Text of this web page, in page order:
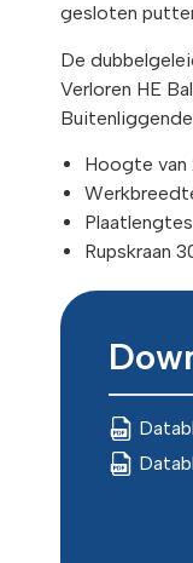
gesloten
De
Verloren HE
Hoogte
Rupskraan